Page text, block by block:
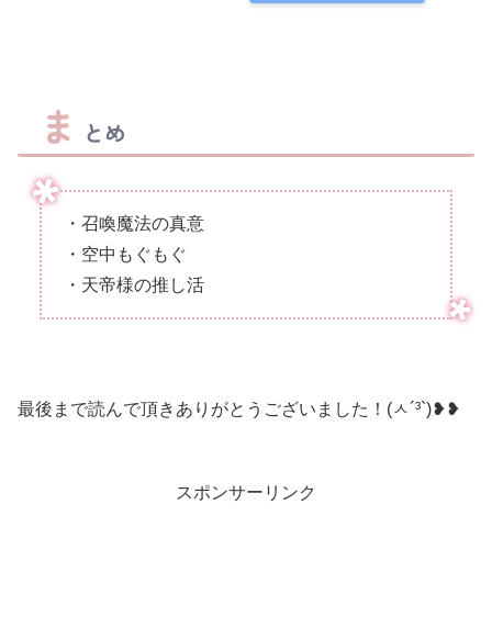
ま とめ
・召喚魔法の真意
・空中もぐもぐ
・天帝様の推し活
最後まで読んで頂きありがとうございました！(ㅅ´³`)❥❥
スポンサーリンク